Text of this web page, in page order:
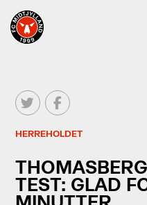
HERREHOLDET
TEST: GLAD